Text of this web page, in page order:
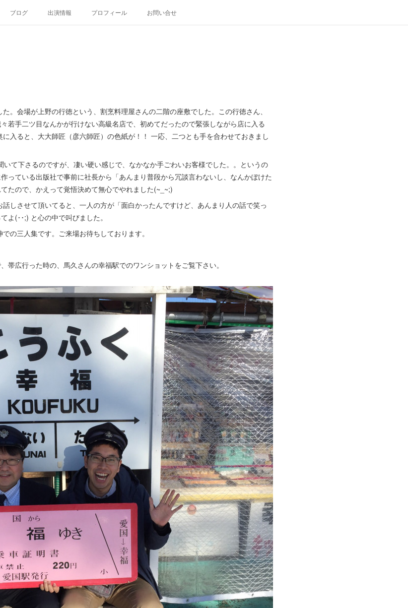
ブログ 出演情報 プロフィール お問い合せ
。会場が上野の行徳という、割烹料理屋さんの二階の座敷でした。この行徳さん、
若手二ツ目なんかが行けない高級名店で、初めてだったので緊張しながら店に入る
入ると、大大師匠（彦六師匠）の色紙が！！ 一応、二つとも手を合わせておきまし
て下さるのですが、凄い硬い感じで、なかなか手ごわいお客様でした。。というの
っている出版社で事前に社長から「あんまり普段から冗談言わないし、なんかぼけた
たので、かえって覚悟決めて無心でやれました(~_~;)
しさせて頂いてると、一人の方が「面白かったんですけど、あんまり人の話で笑っ
よ(･･;) と心の中で叫びました。
の三人集です。ご来場お待ちしております。
帯広行った時の、馬久さんの幸福駅でのワンショットをご覧下さい。